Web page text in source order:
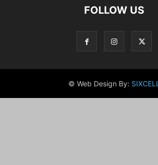
FOLLOW US
© Web Design By: SIXCELL